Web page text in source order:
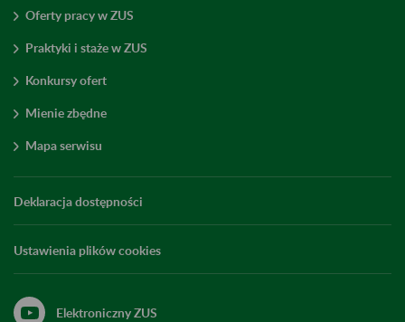
Oferty pracy w ZUS
Praktyki i staże w ZUS
Konkursy ofert
Mienie zbędne
Mapa serwisu
Deklaracja dostępności
Ustawienia plików cookies
Elektroniczny ZUS